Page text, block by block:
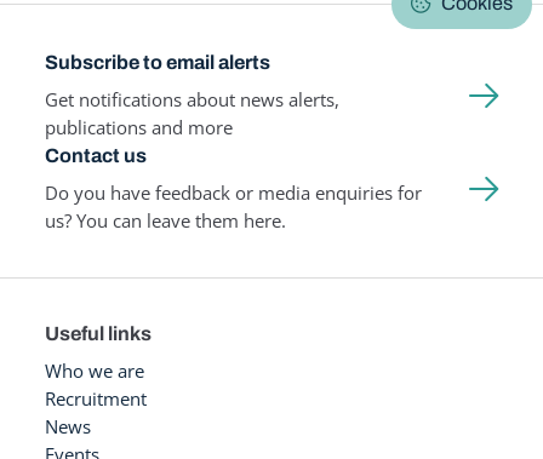
Subscribe to email alerts
Get notifications about news alerts,
publications and more
Contact us
Do you have feedback or media enquiries for
us? You can leave them here.
Useful links
Who we are
Recruitment
News
Events